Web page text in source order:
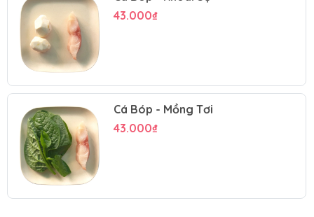
43.000₫
Cá Bóp - Mồng Tơi
43.000₫